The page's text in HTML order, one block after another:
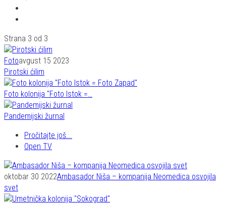
Strana 3 od 3
Fotoavgust 15 2023
Pirotski ćilim
Foto kolonija "Foto Istok =…
Pandemijski žurnal
Pročitajte još...
Open TV
oktobar 30 2022Ambasador Niša – kompanija Neomedica osvojila
svet